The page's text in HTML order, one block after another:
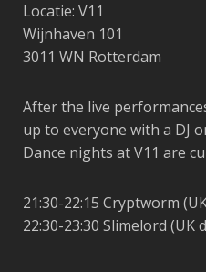
Locatie: V11
Wijnhaven 101
3011 WN Rotterdam
After the live
up to everyone with a DJ
Dance nights at V11 are
21:30-22:15 Cryptworm
22:30-23:30 Slimelord (UK